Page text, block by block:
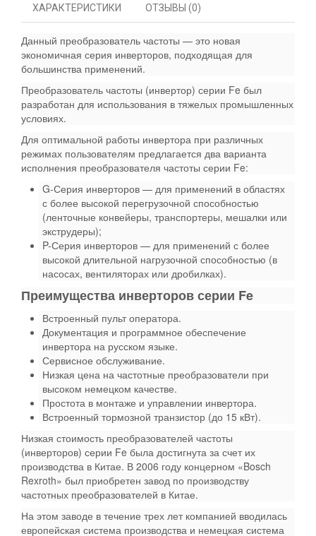
ХАРАКТЕРИСТИКИ ОТЗЫВЫ (0)
Данный преобразователь частоты — это новая
экономичная серия инверторов, подходящая для
большинства применений.
Преобразователь частоты (инвертор) серии Fe был
разработан для использования в тяжелых промышленных
условиях.
Для оптимальной работы инвертора при различных
режимах пользователям предлагается два варианта
исполнения преобразователя частоты серии Fe:
G-Серия инверторов — для применений в областях
с более высокой перегрузочной способностью
(ленточные конвейеры, транспортеры, мешалки или
экструдеры);
P-Серия инверторов — для применений с более
высокой длительной нагрузочной способностью (в
насосах, вентиляторах или дробилках).
Преимущества инверторов серии Fe
Встроенный пульт оператора.
Документация и программное обеспечение
инвертора на русском языке.
Сервисное обслуживание.
Низкая цена на частотные преобразователи при
высоком немецком качестве.
Простота в монтаже и управлении инвертора.
Встроенный тормозной транзистор (до 15 кВт).
Низкая стоимость преобразователей частоты
(инверторов) серии Fe была достигнута за счет их
производства в Китае. В 2006 году концерном «Bosch
Rexroth» был приобретен завод по производству
частотных преобразователей в Китае.
На этом заводе в течение трех лет компанией вводилась
европейская система производства и немецкая система